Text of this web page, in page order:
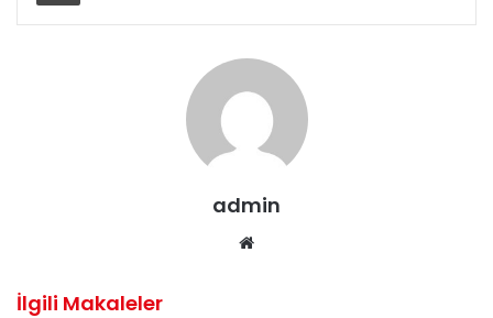
admin
İlgili Makaleler